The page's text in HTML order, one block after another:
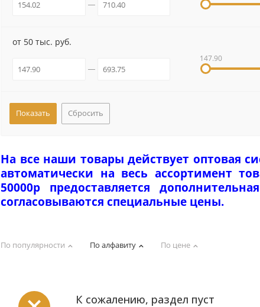
от 50 тыс. руб.
147.90
Сбросить
На все наши товары действует оптовая
автоматически на весь ассортимент
50000р предоставляется
согласовываются специальные цены.
По популярности По алфавиту По цене
К сожалению, раздел пуст